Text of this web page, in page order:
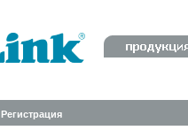
Регистрация